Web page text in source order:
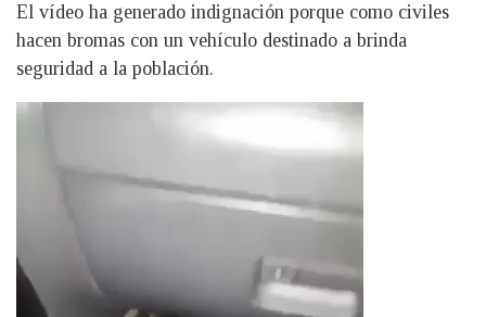
El vídeo ha generado indignación porque como civiles
hacen bromas con un vehículo destinado a brinda
seguridad a la población.